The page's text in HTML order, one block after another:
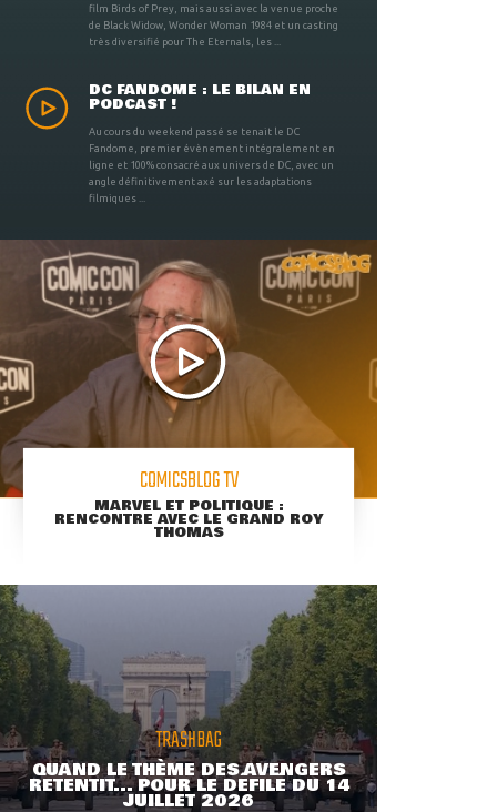
film Birds of Prey, mais aussi avec la venue proche
de Black Widow, Wonder Woman 1984 et un casting
très diversifié pour The Eternals, les ...
DC FANDOME : LE BILAN EN
PODCAST !
Au cours du weekend passé se tenait le DC
Fandome, premier évènement intégralement en
ligne et 100% consacré aux univers de DC, avec un
angle définitivement axé sur les adaptations
filmiques ...
COMICSBLOG TV
MARVEL ET POLITIQUE :
RENCONTRE AVEC LE GRAND ROY
THOMAS
TRASHBAG
QUAND LE THÈME DES AVENGERS
RETENTIT... POUR LE DÉFILÉ DU 14
JUILLET 2026